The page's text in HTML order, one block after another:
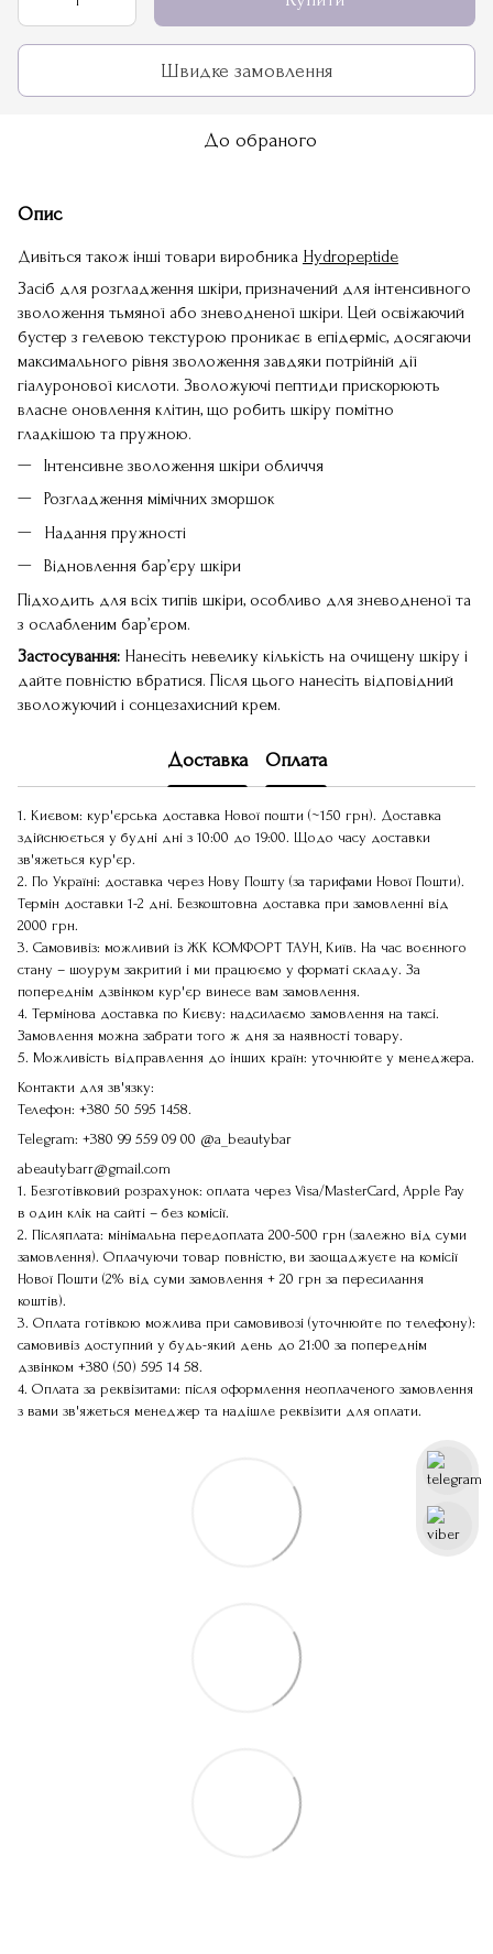
Швидке замовлення
До обраного
Опис
Дивіться також інші товари виробника Hydropeptide
Засіб для розгладження шкіри, призначений для інтенсивного
зволоження тьмяної або зневодненої шкіри. Цей освіжаючий
бустер з гелевою текстурою проникає в епідерміс, досягаючи
максимального рівня зволоження завдяки потрійній дії
гіалуронової кислоти. Зволожуючі пептиди прискорюють
власне оновлення клітин, що робить шкіру помітно
гладкішою та пружною.
Інтенсивне зволоження шкіри обличчя
Розгладження мімічних зморшок
Надання пружності
Відновлення бар’єру шкіри
Підходить для всіх типів шкіри, особливо для зневодненої та
з ослабленим бар’єром.
Застосування: Нанесіть невелику кількість на очищену шкіру і
дайте повністю вбратися. Після цього нанесіть відповідний
зволожуючий і сонцезахисний крем.
Доставка Оплата
1. Києвом: кур'єрська доставка Нової пошти (~150 грн). Доставка
здійснюється у будні дні з 10:00 до 19:00. Щодо часу доставки
зв'яжеться кур'єр.
2. По Україні: доставка через Нову Пошту (за тарифами Нової Пошти).
Термін доставки 1-2 дні. Безкоштовна доставка при замовленні від
2000 грн.
3. Самовивіз: можливий із ЖК КОМФОРТ ТАУН, Київ. На час воєнного
стану – шоурум закритий і ми працюємо у форматі складу. За
попереднім дзвінком кур'єр винесе вам замовлення.
4. Термінова доставка по Києву: надсилаємо замовлення на таксі.
Замовлення можна забрати того ж дня за наявності товару.
5. Можливість відправлення до інших країн: уточнюйте у менеджера.
Контакти для зв'язку:
Телефон: +380 50 595 1458.
Telegram: +380 99 559 09 00 @a_beautybar
abeautybarr@gmail.com
1. Безготівковий розрахунок: оплата через Visa/MasterCard, Apple Pay
в один клік на сайті – без комісії.
2. Післяплата: мінімальна передоплата 200-500 грн (залежно від суми
замовлення). Оплачуючи товар повністю, ви заощаджуєте на комісії
Нової Пошти (2% від суми замовлення + 20 грн за пересилання
коштів).
3. Оплата готівкою можлива при самовивозі (уточнюйте по телефону):
самовивіз доступний у будь-який день до 21:00 за попереднім
дзвінком +380 (50) 595 14 58.
4. Оплата за реквізитами: після оформлення неоплаченого замовлення
з вами зв'яжеться менеджер та надішле реквізити для оплати.